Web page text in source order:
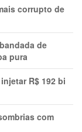
corrupto de
de
pura
R$ 192 bi
com